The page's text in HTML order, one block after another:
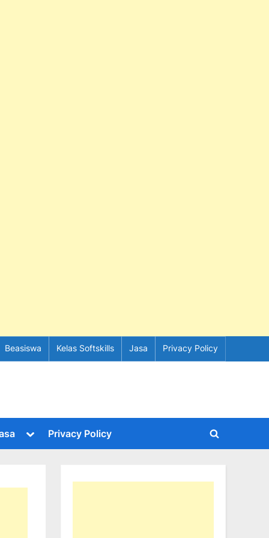
Beasiswa Kelas Softskills Jasa Privacy Policy
Toggle
menu
Privacy Policy
Toggle